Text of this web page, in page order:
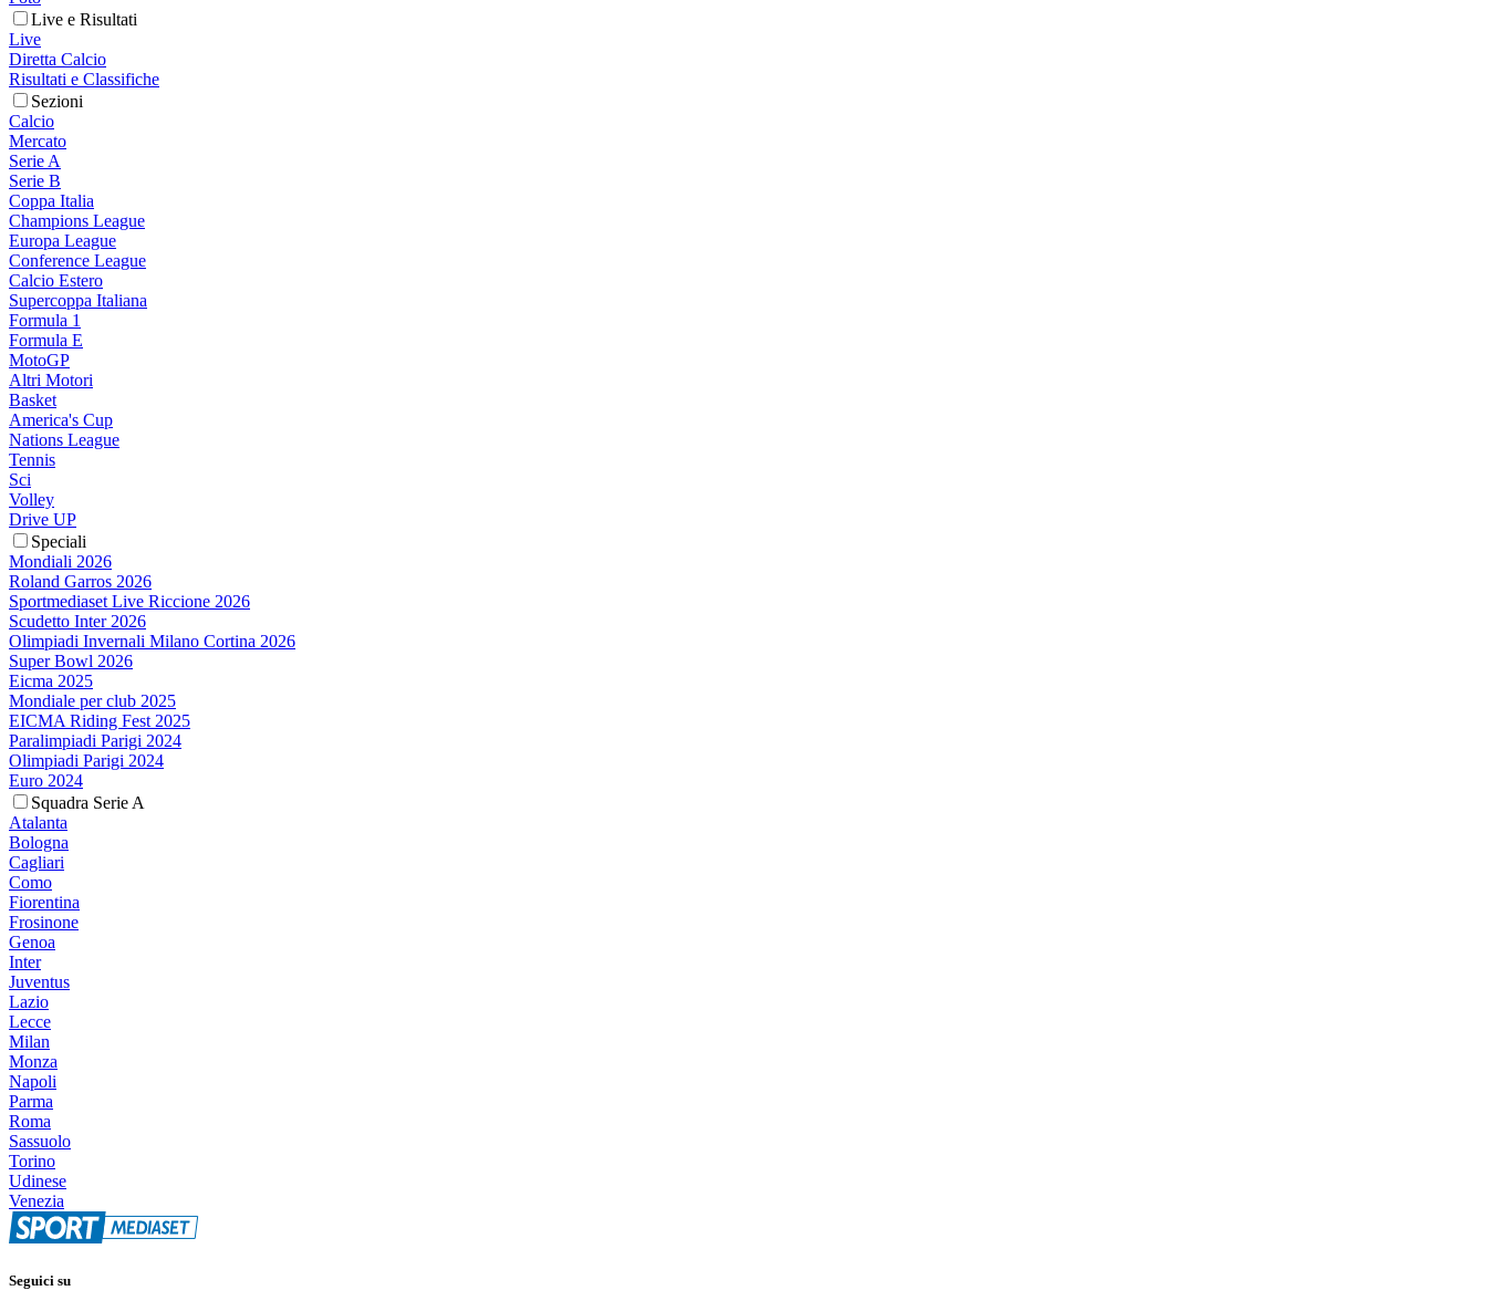
Live e Risultati
Live
Diretta Calcio
Risultati e Classifiche
Sezioni
Calcio
Mercato
Serie A
Serie B
Coppa Italia
Champions League
Europa League
Conference League
Calcio Estero
Supercoppa Italiana
Formula 1
Formula E
MotoGP
Altri Motori
Basket
America's Cup
Nations League
Tennis
Sci
Volley
Drive UP
Speciali
Mondiali 2026
Roland Garros 2026
Sportmediaset Live Riccione 2026
Scudetto Inter 2026
Olimpiadi Invernali Milano Cortina 2026
Super Bowl 2026
Eicma 2025
Mondiale per club 2025
EICMA Riding Fest 2025
Paralimpiadi Parigi 2024
Olimpiadi Parigi 2024
Euro 2024
Squadra Serie A
Atalanta
Bologna
Cagliari
Como
Fiorentina
Frosinone
Genoa
Inter
Juventus
Lazio
Lecce
Milan
Monza
Napoli
Parma
Roma
Sassuolo
Torino
Udinese
Venezia
Seguici su